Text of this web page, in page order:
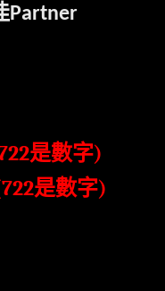
Partner
是數字)
是數字)